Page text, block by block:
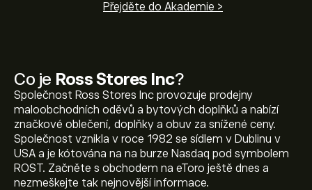
Co je Ross Stores Inc?
Společnost Ross Stores Inc provozuje prodejny
maloobchodních oděvů a bytových doplňků a nabízí
značkové oblečení, doplňky a obuv za snížené ceny.
Společnost vznikla v roce 1982 se sídlem v Dublinu v
USA a je kótována na na burze Nasdaq pod symbolem
ROST. Začněte s obchodem na eToro ještě dnes a
nezmeškejte tak nejnovější informace.
Přejděte do Akademie >
Aktuální cena akcie ROST je 255.23‎$‎.